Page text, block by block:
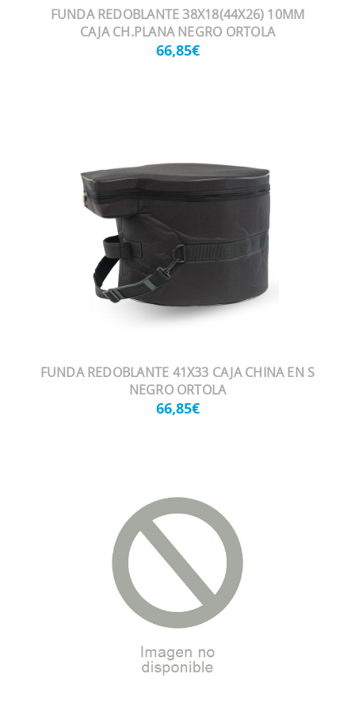
FUNDA REDOBLANTE 38X18(44X26) 10MM
CAJA CH.PLANA NEGRO ORTOLA
66,85€
FUNDA REDOBLANTE 41X33 CAJA CHINA EN S
NEGRO ORTOLA
66,85€